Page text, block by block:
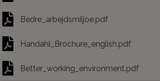
Bedre_arbejdsmiljoe.pdf
Handahl_Brochure_english.pdf
Better_working_environment.pdf